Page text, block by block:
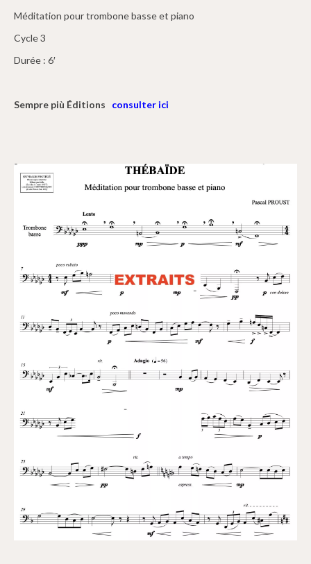
Méditation pour trombone basse et piano
Cycle 3
Durée : 6′
Sempre più Éditions consulter ici